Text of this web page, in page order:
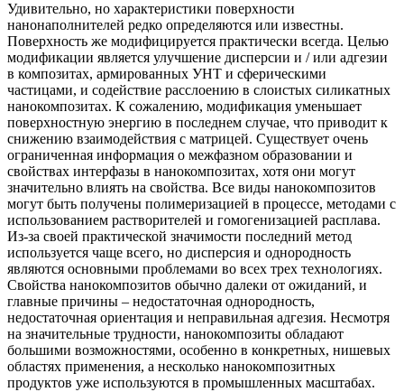
Удивительно, но характеристики поверхности
нанонаполнителей редко определяются или известны.
Поверхность же модифицируется практически всегда. Целью
модификации является улучшение дисперсии и / или адгезии
в композитах, армированных УНТ и сферическими
частицами, и содействие расслоению в слоистых силикатных
нанокомпозитах. К сожалению, модификация уменьшает
поверхностную энергию в последнем случае, что приводит к
снижению взаимодействия с матрицей. Существует очень
ограниченная информация о межфазном образовании и
свойствах интерфазы в нанокомпозитах, хотя они могут
значительно влиять на свойства. Все виды нанокомпозитов
могут быть получены полимеризацией в процессе, методами с
использованием растворителей и гомогенизацией расплава.
Из-за своей практической значимости последний метод
используется чаще всего, но дисперсия и однородность
являются основными проблемами во всех трех технологиях.
Свойства нанокомпозитов обычно далеки от ожиданий, и
главные причины – недостаточная однородность,
недостаточная ориентация и неправильная адгезия. Несмотря
на значительные трудности, нанокомпозиты обладают
большими возможностями, особенно в конкретных, нишевых
областях применения, а несколько нанокомпозитных
продуктов уже используются в промышленных масштабах.